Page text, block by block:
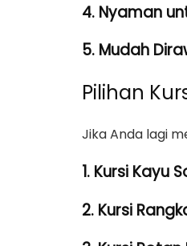
4. Nyaman
5. Mudah
Pilihan
Jika Anda lagi
1. Kursi Kayu
2. Kursi